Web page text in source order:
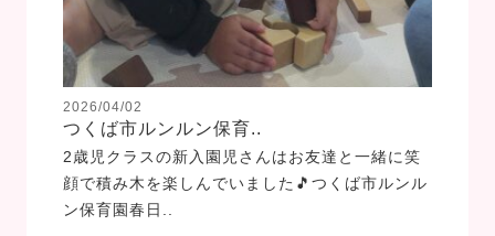
2026/04/02
つくば市ルンルン保育..
2歳児クラスの新入園児さんはお友達と一緒に笑
顔で積み木を楽しんでいました🎵つくば市ルンル
ン保育園春日..